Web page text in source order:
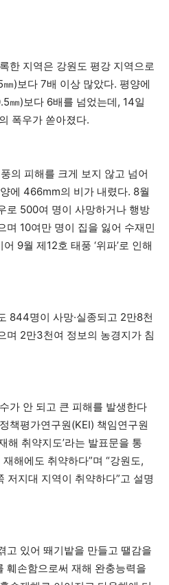
한 지역은 강원도 평강 지역으로
)보다 7배 이상 많았다. 평양에
㎜)보다 6배를 넘었는데, 14일
폭우가 쏟아졌다.
의 피해를 크게 보지 않고 넘어
에 466mm의 비가 내렸다. 8월
로 500여 명이 사망하거나 행방
며 10여만 명이 집을 잃어 수재민
9월 제12호 태풍 ‘위파’로 인해
844명이 사망·실종되고 2만8천
며 2만3천여 정보의 농경지가 침
가 안 되고 큰 피해를 발생한다
책평가연구원(KEI) 책임연구원
해 취약지도’라는 발표문을 통
해에도 취약하다”며 “강원도,
저지대 지역이 취약하다”고 설명
고 있어 뙈기밭을 만들고 땔감을
훼손함으로써 재해 완충능력을